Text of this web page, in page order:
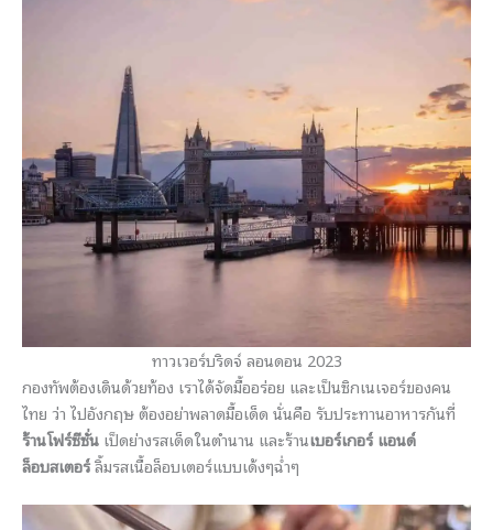
ทาวเวอร์บริดจ์ ลอนดอน 2023
กองทัพต้องเดินด้วยท้อง เราได้จัดมื้ออร่อย และเป็นซิกเนเจอร์ของคน
ไทย ว่า ไปอังกฤษ ต้องอย่าพลาดมื้อเด็ด นั่นคือ รับประทานอาหารกันที่
ร้านโฟร์ซีซั่น เป็ดย่างรสเด็ดในตำนาน และร้านเบอร์เกอร์ แอนด์
ล็อบสเตอร์ลิ้มรสเนื้อล็อบเตอร์แบบเด้งๆฉ่ำๆ